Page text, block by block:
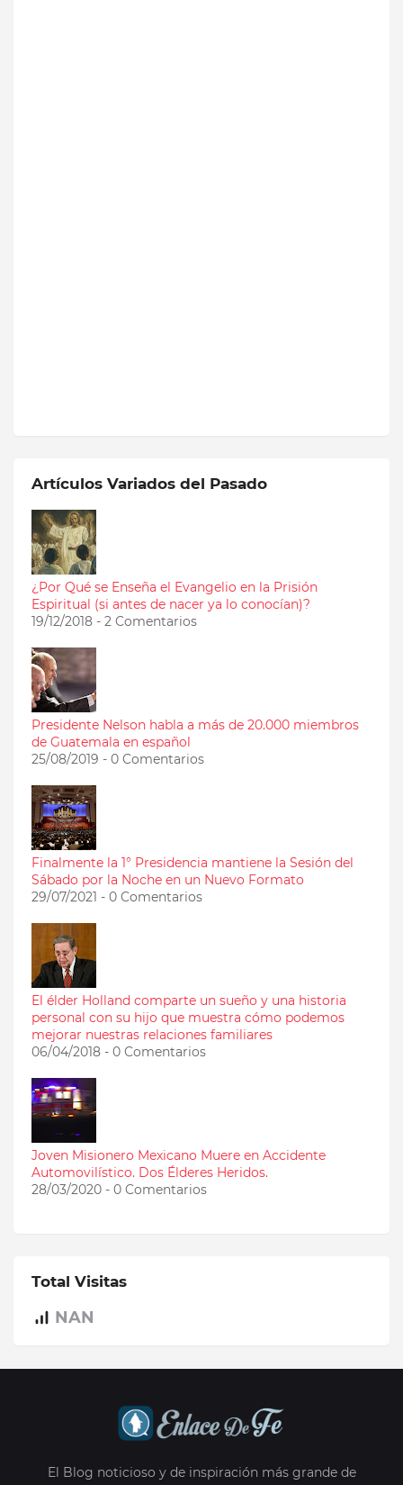
Artículos Variados del Pasado
¿Por Qué se Enseña el Evangelio en la Prisión
Espiritual (si antes de nacer ya lo conocían)?
19/12/2018 - 2 Comentarios
Presidente Nelson habla a más de 20.000 miembros
de Guatemala en español
25/08/2019 - 0 Comentarios
Finalmente la 1° Presidencia mantiene la Sesión del
Sábado por la Noche en un Nuevo Formato
29/07/2021 - 0 Comentarios
El élder Holland comparte un sueño y una historia
personal con su hijo que muestra cómo podemos
mejorar nuestras relaciones familiares
06/04/2018 - 0 Comentarios
Joven Misionero Mexicano Muere en Accidente
Automovilístico. Dos Élderes Heridos.
28/03/2020 - 0 Comentarios
Total Visitas
NAN
El Blog noticioso y de inspiración más grande de